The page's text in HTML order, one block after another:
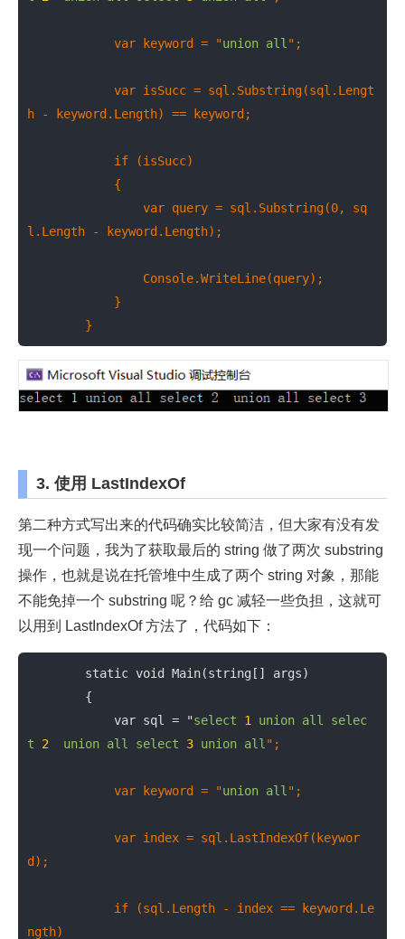
var keyword = "union all ";
var isSucc = sql.Substring(sql.Lengt
h - keyword.Length) == keyword;
if (isSucc)
{
var query = sql.Substring(0, sq
l.Length - keyword.Length);
Console.WriteLine(query);
}
}
3. 使用 LastIndexOf
第二种方式写出来的代码确实比较简洁，但大家有没有发
现一个问题，我为了获取最后的 string 做了两次 substring
操作，也就是说在托管堆中生成了两个 string 对象，那能
不能免掉一个 substring 呢？给 gc 减轻一些负担，这就可
以用到 LastIndexOf 方法了，代码如下：
static void Main(string[] args)
{
var sql = "select 1 union all
selec
t
2 union all select 3 union all ";
var keyword = "union all ";
var index = sql.LastIndexOf(keywor
d);
if (sql.Length - index == keyword.Le
ngth)